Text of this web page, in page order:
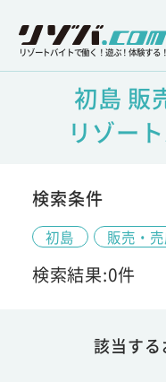
リゾートバイトで働く！遊ぶ！体験する！
初島 販
リゾー
検索条件
初島 販売・
検索結果:0件
該当す